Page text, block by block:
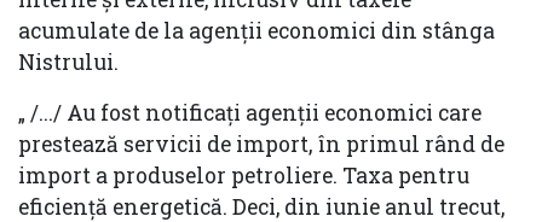
acumulate de la agenții economici din stânga
Nistrului.
„ /.../ Au fost notificați agenții economici care
prestează servicii de import, în primul rând de
import a produselor petroliere. Taxa pentru
eficiență energetică. Deci, din iunie anul trecut,